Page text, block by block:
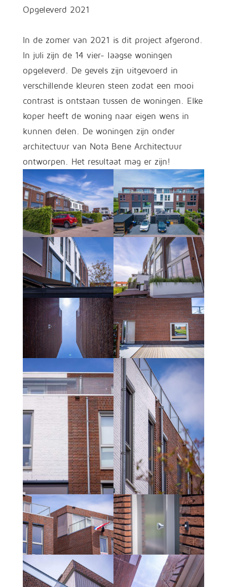
Opgeleverd 2021
In de zomer van 2021 is dit project afgerond.
In juli zijn de 14 vier- laagse woningen
opgeleverd. De gevels zijn uitgevoerd in
verschillende kleuren steen zodat een mooi
contrast is ontstaan tussen de woningen. Elke
koper heeft de woning naar eigen wens in
kunnen delen. De woningen zijn onder
architectuur van Nota Bene Architectuur
ontworpen. Het resultaat mag er zijn!